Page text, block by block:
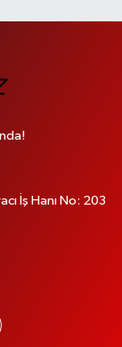
İş Hanı No: 203